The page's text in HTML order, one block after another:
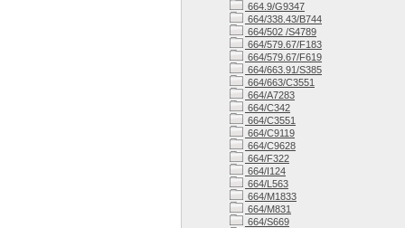
664.9/G9347
664/338.43/B744
664/502 /S4789
664/579.67/F183
664/579.67/F619
664/663.91/S385
664/663/C3551
664/A7283
664/C342
664/C3551
664/C9119
664/C9628
664/F322
664/I124
664/L563
664/M1833
664/M831
664/S669